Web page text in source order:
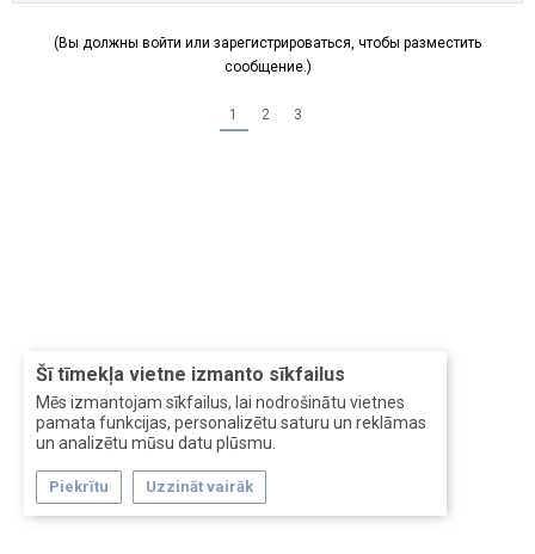
Šī tīmekļa vietne izmanto sīkfailus
Mēs izmantojam sīkfailus, lai nodrošinātu vietnes
pamata funkcijas, personalizētu saturu un reklāmas
un analizētu mūsu datu plūsmu.
Piekrītu Uzzināt vairāk
(Вы должны войти или зарегистрироваться, чтобы разместить
сообщение.)
1 2 3